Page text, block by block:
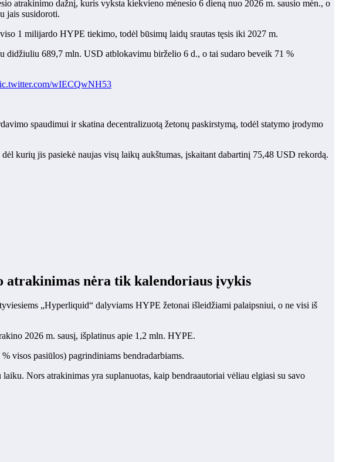
atrakinimo dažnį, kuris vyksta kiekvieno mėnesio 6 dieną nuo 2026 m. sausio mėn., o
jais susidoroti.
1 milijardo HYPE tiekimo, todėl būsimų laidų srautas tęsis iki 2027 m.
didžiuliu 689,7 mln. USD atblokavimu birželio 6 d., o tai sudaro beveik 71 %
wIECQwNH53
spaudimui ir skatina decentralizuotą žetonų paskirstymą, todėl statymo įrodymo
kurių jis pasiekė naujas visų laikų aukštumas, įskaitant dabartinį 75,48 USD rekordą.
nėra tik kalendoriaus įvykis
„Hyperliquid“ dalyviams HYPE žetonai išleidžiami palaipsniui, o ne visi iš
2026 m. sausį, išplatinus apie 1,2 mln. HYPE.
visos pasiūlos) pagrindiniams bendradarbiams.
Nors atrakinimas yra suplanuotas, kaip bendraautoriai vėliau elgiasi su savo